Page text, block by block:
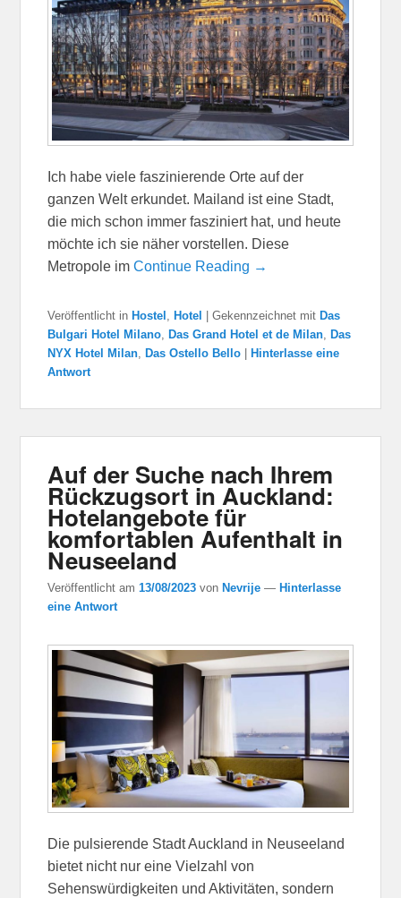
Ich habe viele faszinierende Orte auf der
ganzen Welt erkundet. Mailand ist eine Stadt,
die mich schon immer fasziniert hat, und heute
möchte ich sie näher vorstellen. Diese
Metropole imContinue Reading →
Veröffentlicht in Hostel , Hotel |Gekennzeichnet mit Das
Bulgari Hotel Milano, Das Grand Hotel et de Milan, Das
NYX Hotel Milan, Das Ostello Bello
Hinterlasse eine
Antwort
Auf der Suche nach Ihrem
Rückzugsort in Auckland:
Hotelangebote für
komfortablen Aufenthalt in
Neuseeland
Veröffentlicht am13/08/2023 von Nevrije — Hinterlasse
eine Antwort
Die pulsierende Stadt Auckland in Neuseeland
bietet nicht nur eine Vielzahl von
Sehenswürdigkeiten und Aktivitäten, sondern